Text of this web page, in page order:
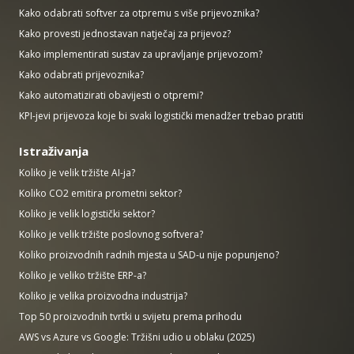
Kako odabrati softver za otpremu s više prijevoznika?
Kako provesti jednostavan natječaj za prijevoz?
Kako implementirati sustav za upravljanje prijevozom?
Kako odabrati prijevoznika?
Kako automatizirati obavijesti o otpremi?
KPI-jevi prijevoza koje bi svaki logistički menadžer trebao pratiti
Istraživanja
Koliko je velik tržište AI-ja?
Koliko CO2 emitira prometni sektor?
Koliko je velik logistički sektor?
Koliko je velik tržište poslovnog softvera?
Koliko proizvodnih radnih mjesta u SAD-u nije popunjeno?
Koliko je veliko tržište ERP-a?
Koliko je velika proizvodna industrija?
Top 50 proizvodnih tvrtki u svijetu prema prihodu
AWS vs Azure vs Google: Tržišni udio u oblaku (2025)